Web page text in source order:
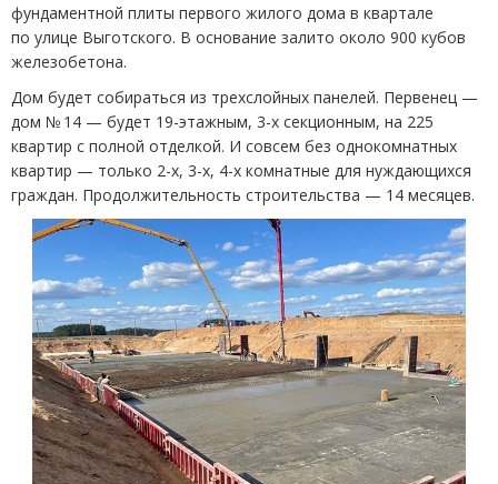
фундаментной плиты первого жилого дома в квартале
по улице Выготского. В основание залито около 900 кубов
железобетона.
Дом будет собираться из трехслойных панелей. Первенец —
дом № 14 — будет 19-этажным, 3-х секционным, на 225
квартир с полной отделкой. И совсем без однокомнатных
квартир — только 2-х, 3-х, 4-х комнатные для нуждающихся
граждан. Продолжительность строительства — 14 месяцев.